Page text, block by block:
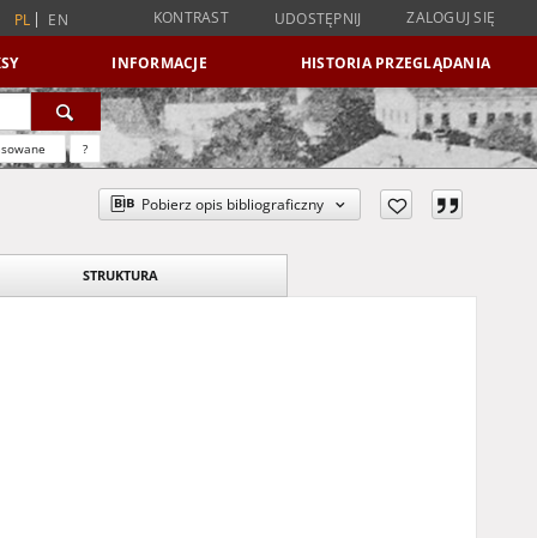
PL EN KONTRAST UDOSTĘPNIJ ZALOGUJ SIĘ
INFORMACJE HISTORIA PRZEGLĄDANIA
?
Pobierz opis bibliograficzny
STRUKTURA